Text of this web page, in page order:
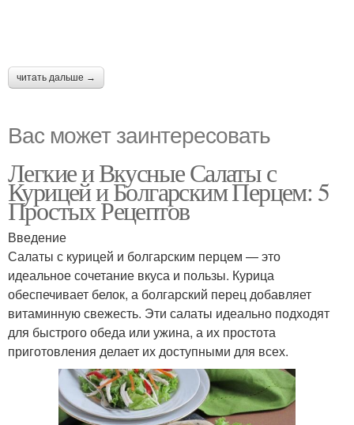
читать дальше →
Вас может заинтересовать
Легкие и Вкусные Салаты с
Курицей и Болгарским Перцем: 5
Простых Рецептов
Введение
Салаты с курицей и болгарским перцем — это
идеальное сочетание вкуса и пользы. Курица
обеспечивает белок, а болгарский перец добавляет
витаминную свежесть. Эти салаты идеально подходят
для быстрого обеда или ужина, а их простота
приготовления делает их доступными для всех.